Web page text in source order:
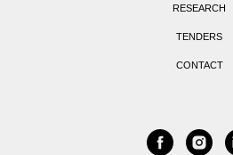
RESEARCH
TENDERS
CONTACT